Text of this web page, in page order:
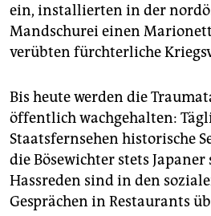
ein, installierten in der
Mandschurei einen
verübten fürchterliche
Bis heute werden die
öffentlich wachgehalten:
Staatsfernsehen historische
die Bösewichter stets
Hassreden sind in den
Gesprächen in Restaurants